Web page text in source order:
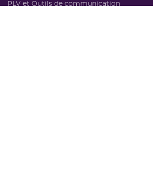
PLV et Outils de communication